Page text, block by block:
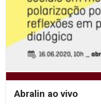
Abralin ao vivo